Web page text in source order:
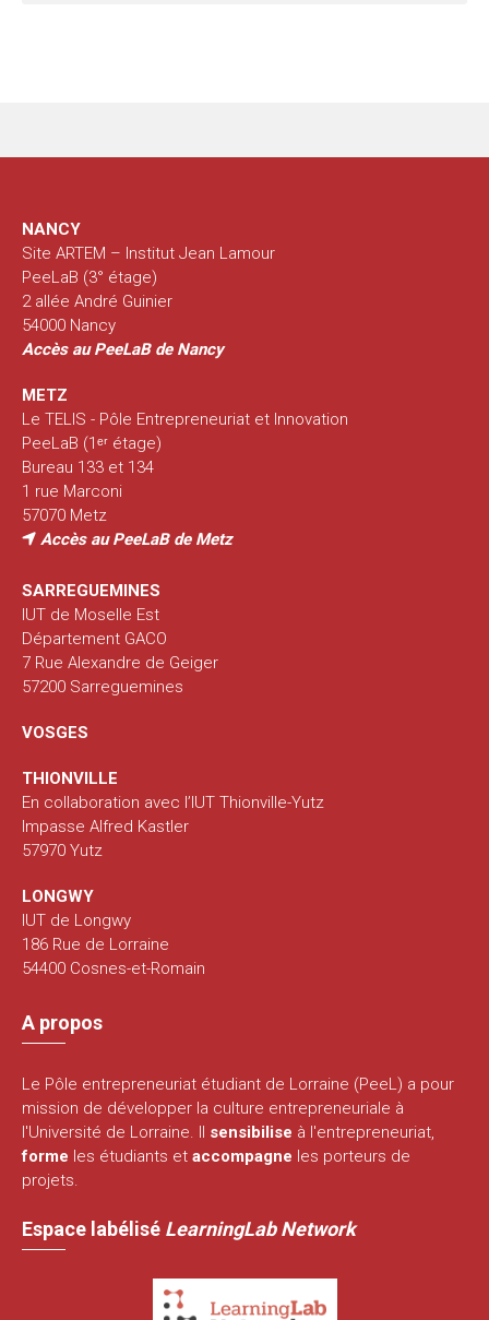
NANCY
Site ARTEM – Institut Jean Lamour
PeeLaB (3° étage)
2 allée André Guinier
54000 Nancy
Accès au PeeLaB de Nancy
METZ
Le TELIS - Pôle Entrepreneuriat et Innovation
PeeLaB (1ᵉʳ étage)
Bureau 133 et 134
1 rue Marconi
57070 Metz
Accès au PeeLaB de Metz
SARREGUEMINES
IUT de Moselle Est
Département GACO
7 Rue Alexandre de Geiger
57200 Sarreguemines
VOSGES
THIONVILLE
En collaboration avec l’IUT Thionville-Yutz
Impasse Alfred Kastler
57970 Yutz
LONGWY
IUT de Longwy
186 Rue de Lorraine
54400 Cosnes-et-Romain
A propos
Le Pôle entrepreneuriat étudiant de Lorraine (PeeL) a pour
mission de développer la culture entrepreneuriale à
l'Université de Lorraine. Il sensibilise à l'entrepreneuriat,
forme les étudiants et accompagne les porteurs de
projets.
Espace labélisé LearningLab Network